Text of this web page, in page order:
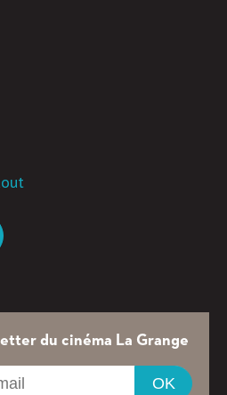
du cinéma La Grange
OK